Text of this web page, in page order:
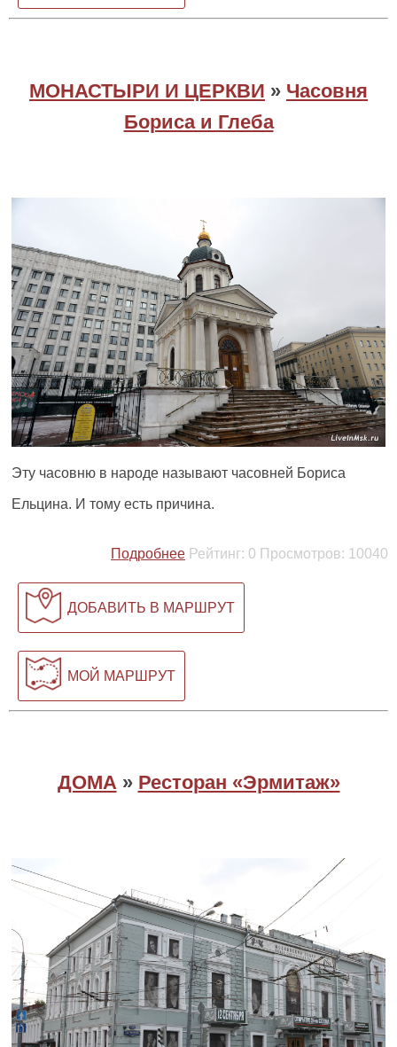
МОНАСТЫРИ И ЦЕРКВИ » Часовня
Бориса и Глеба
Эту часовню в народе называют часовней Бориса
Ельцина. И тому есть причина.
Подробнее Рейтинг: 0 Просмотров: 10040
ДОБАВИТЬ В МАРШРУТ
МОЙ МАРШРУТ
ДОМА » Ресторан «Эрмитаж»